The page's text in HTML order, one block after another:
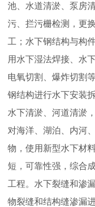
池、水道清淤、泵房
污、拦污栅检测，更
工；水下钢结构与构
用水下湿法焊接、水
电氧切割、爆炸切割
钢结构进行水下安装
水下清淤、河道清淤
对海洋、湖泊、内河
物，使用新型水下材
短，可靠性强，综合
工程。水下裂缝和渗
物裂缝和结构缝渗漏